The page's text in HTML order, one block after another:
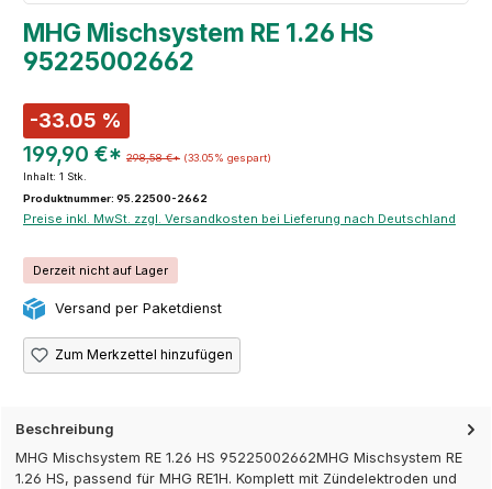
MHG Mischsystem RE 1.26 HS
95225002662
-33.05 %
199,90 €* 298,58 €* (33.05% gespart)
Inhalt: 1 Stk.
Produktnummer: 95.22500-2662
Preise inkl. MwSt. zzgl. Versandkosten bei Lieferung nach Deutschland
Derzeit nicht auf Lager
Versand per Paketdienst
Zum Merkzettel hinzufügen
Beschreibung
MHG Mischsystem RE 1.26 HS 95225002662MHG Mischsystem RE
1.26 HS, passend für MHG RE1H. Komplett mit Zündelektroden und